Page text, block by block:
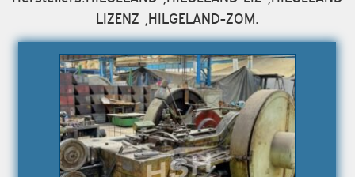
LIZENZ ,HILGELAND-ZOM.